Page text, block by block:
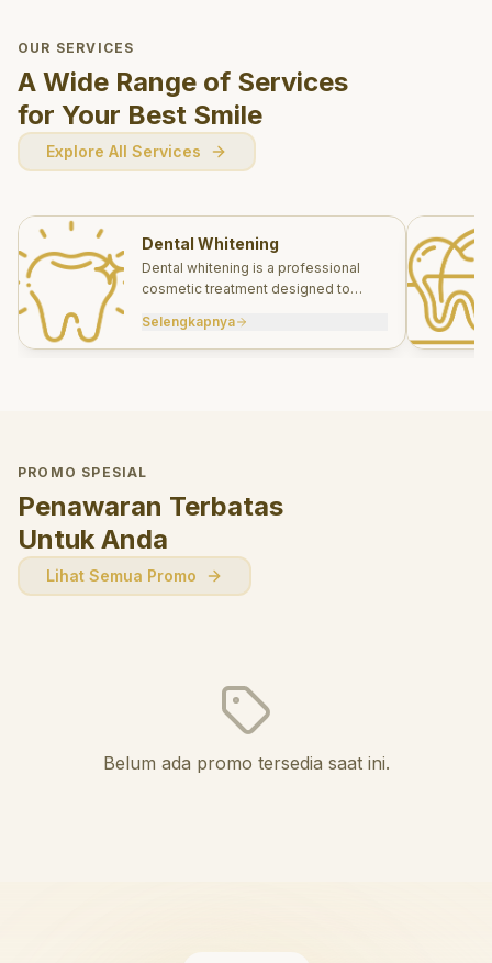
OUR SERVICES
A Wide Range of Services
for Your Best Smile
Explore All Services
Dental Whitening
Dental whitening is a professional
cosmetic treatment designed to
effectively.
Selengkapnya
PROMO SPESIAL
Penawaran Terbatas
Untuk Anda
Lihat Semua Promo
Belum ada promo tersedia saat ini.